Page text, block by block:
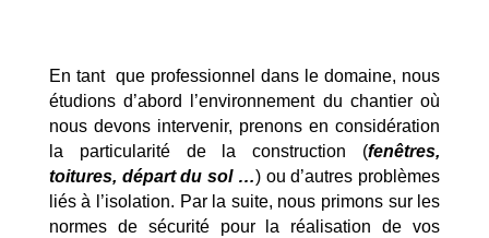
En tant que professionnel dans le domaine, nous
étudions d’abord l’environnement du chantier où
nous devons intervenir, prenons en considération
la particularité de la construction (fenêtres,
toitures, départ du sol …) ou d’autres problèmes
liés à l’isolation. Par la suite, nous primons sur les
normes de sécurité pour la réalisation de vos